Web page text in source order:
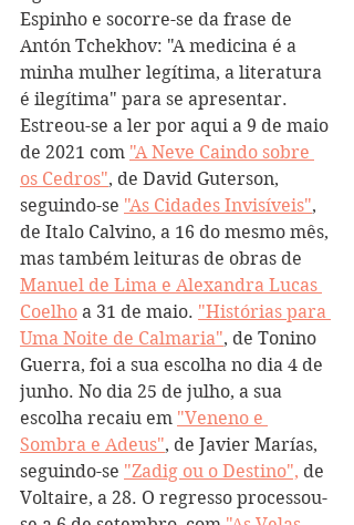
Espinho e socorre-se da frase de
Antón Tchekhov: "A medicina é a
minha mulher legítima, a literatura
é ilegítima" para se apresentar.
Estreou-se a ler por aqui a 9 de maio
de 2021 com "A Neve Caindo sobre
os Cedros", de David Guterson,
seguindo-se "As Cidades Invisíveis",
de Italo Calvino, a 16 do mesmo mês,
mas também leituras de obras de
Manuel de Lima e Alexandra Lucas
Coelho a 31 de maio. "Histórias para
Uma Noite de Calmaria", de Tonino
Guerra, foi a sua escolha no dia 4 de
junho. No dia 25 de julho, a sua
escolha recaiu em "Veneno e
Sombra e Adeus", de Javier Marías,
seguindo-se "Zadig ou o Destino", de
Voltaire, a 28. O regresso processou-